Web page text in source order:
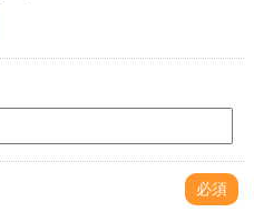
必須